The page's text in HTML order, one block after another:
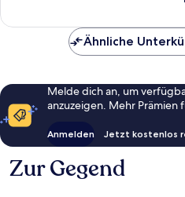
Ähnliche
Melde dich an, um
anzuzeigen. Mehr Prämien
Anmelden Jetzt kostenlos
Zur Gegend